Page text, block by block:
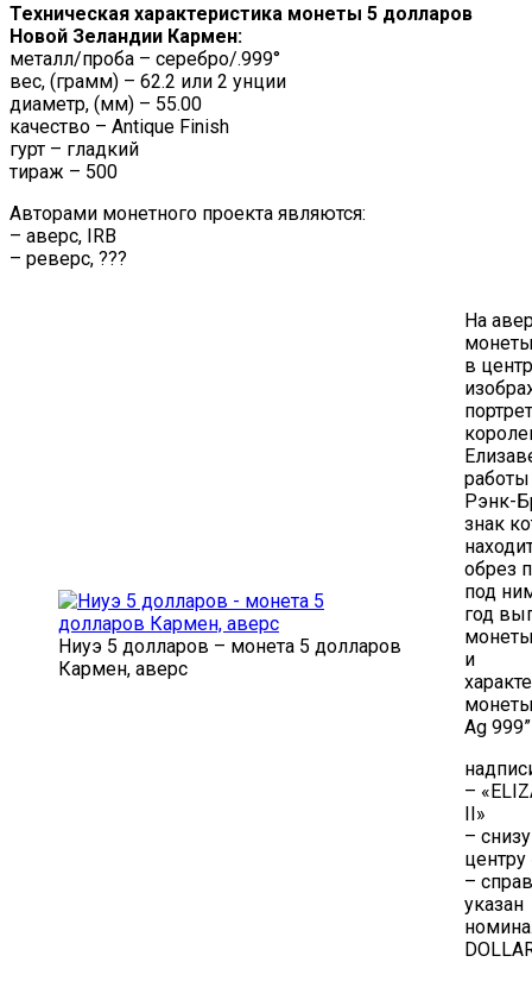
Техническая характеристика монеты 5 долларов
Новой Зеландии Кармен:
металл/проба – серебро/.999°
вес, (грамм) – 62.2 или 2 унции
диаметр, (мм) – 55.00
качество – Antique Finish
гурт – гладкий
тираж – 500
Авторами монетного проекта являются:
– аверс, IRB
– реверс, ???
Ниуэ 5 долларов – монета 5 долларов
Кармен, аверс
На
в
портрет
Рэнк-
знак
обрез
под
год
и
Ag 999”
–
II»
–
центру
–
указан